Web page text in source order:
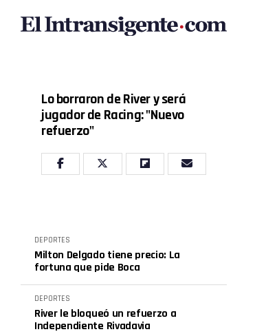
Lo borraron de River y será
jugador de Racing: "Nuevo
refuerzo"
DEPORTES
Milton Delgado tiene precio: La
fortuna que pide Boca
DEPORTES
River le bloqueó un refuerzo a
Independiente Rivadavia